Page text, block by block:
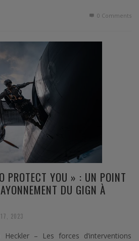
0 Comments
PROTECT YOU » : UN POINT
DU GIGN À
17, 2023
– Les forces d’interventions